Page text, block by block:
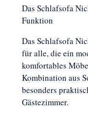
Das Schlafsofa
Funktion
Das Schlafsofa
für alle, die ein
komfortables
Kombination aus
besonders
Gästezimmer.